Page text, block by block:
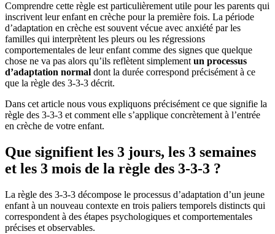
Comprendre cette règle est particulièrement utile pour les parents qui
inscrivent leur enfant en crèche pour la première fois. La période
d’adaptation en crèche est souvent vécue avec anxiété par les
familles qui interprètent les pleurs ou les régressions
comportementales de leur enfant comme des signes que quelque
chose ne va pas alors qu’ils reflètent simplement un processus
d’adaptation normal dont la durée correspond précisément à ce
que la règle des 3-3-3 décrit.
Dans cet article nous vous expliquons précisément ce que signifie la
règle des 3-3-3 et comment elle s’applique concrètement à l’entrée
en crèche de votre enfant.
Que signifient les 3 jours, les 3 semaines
et les 3 mois de la règle des 3-3-3 ?
La règle des 3-3-3 décompose le processus d’adaptation d’un jeune
enfant à un nouveau contexte en trois paliers temporels distincts qui
correspondent à des étapes psychologiques et comportementales
précises et observables.